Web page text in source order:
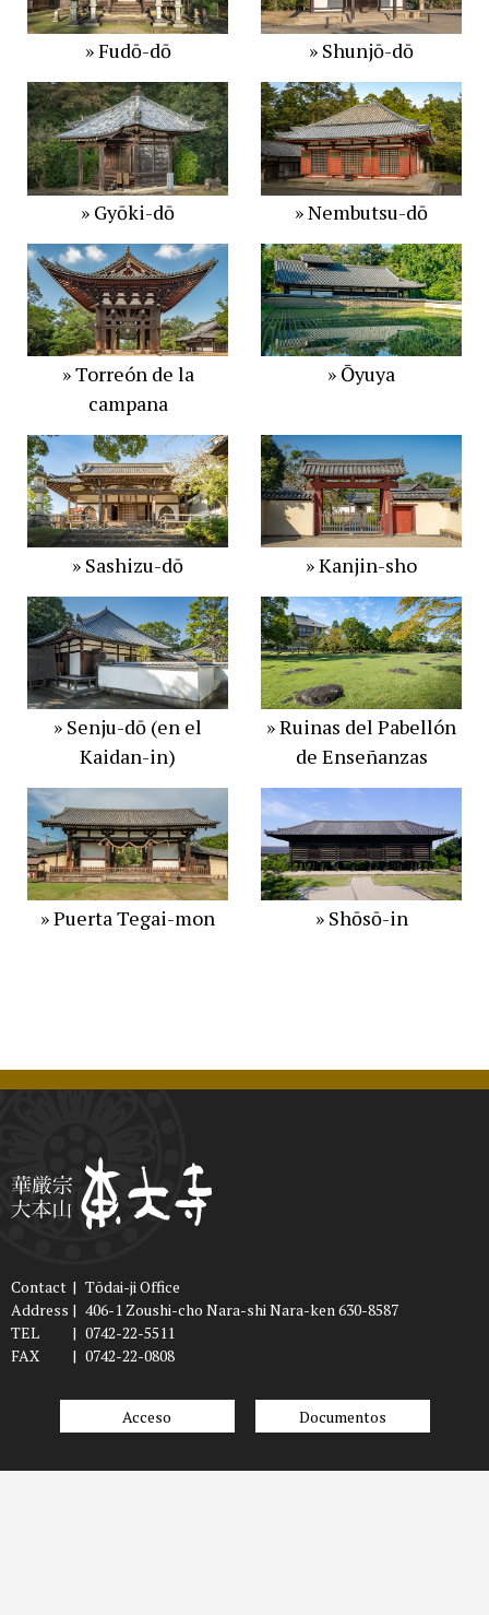
» Fudō-dō » Shunjō-dō
» Gyōki-dō » Nembutsu-dō
» Torreón de la
campana
» Ōyuya
» Sashizu-dō » Kanjin-sho
» Senju-dō (en el
Kaidan-in)
» Ruinas del Pabellón
de Enseñanzas​
» Puerta Tegai-mon » Shōsō-in
Contact | Tōdai-ji Office
Address | 406-1 Zoushi-cho Nara-shi Nara-ken 630-8587
TEL
| 0742-22-5511
FAX
| 0742-22-0808
Acceso Documentos